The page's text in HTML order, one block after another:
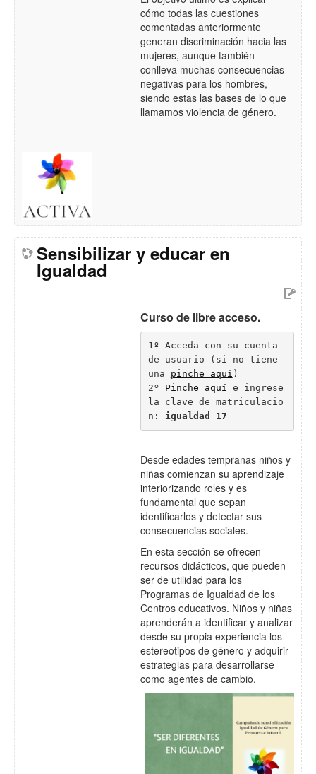
cómo todas las cuestiones
comentadas anteriormente
generan discriminación hacia las
mujeres, aunque también
conlleva muchas consecuencias
negativas para los hombres,
siendo estas las bases de lo que
llamamos violencia de género.
Sensibilizar y educar en
Igualdad
Curso de libre acceso.
1º Acceda con su cuenta
de usuario (si no tiene
una pinche aquí )
2º Pinche aquí e ingrese
la clave de matriculacio
n:
igualdad_17
Desde edades tempranas niños y
niñas comienzan su aprendizaje
interiorizando roles y es
fundamental que sepan
identificarlos y detectar sus
consecuencias sociales.
En esta sección se ofrecen
recursos didácticos, que pueden
ser de utilidad para los
Programas de Igualdad de los
Centros educativos. Niños y niñas
aprenderán a identificar y analizar
desde su propia experiencia los
estereotipos de género y adquirir
estrategias para desarrollarse
como agentes de cambio.